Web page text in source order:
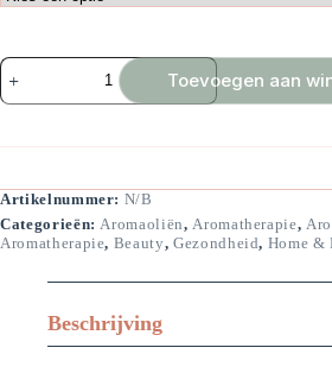
Aromassage
Basic
2
Toevoegen aan
Artikelnummer: N/B
Categorieën: Aromaoliën, Aromatherapie,
Aromatherapie, Beauty, Gezondheid, Home &
Beschrijving